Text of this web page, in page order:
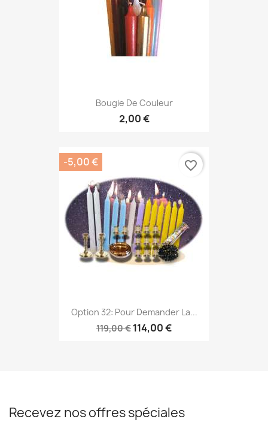
Bougie De Couleur
2,00 €
Option 32: Pour Demander La...
119,00 € 114,00 €
-5,00 € favorite_border
Recevez nos offres spéciales